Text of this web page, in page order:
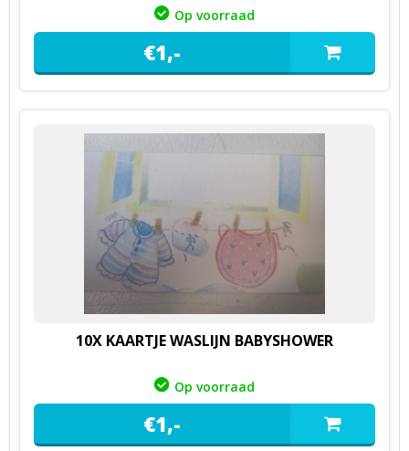
Op voorraad
€1,-
10X KAARTJE WASLIJN BABYSHOWER
Op voorraad
€1,-